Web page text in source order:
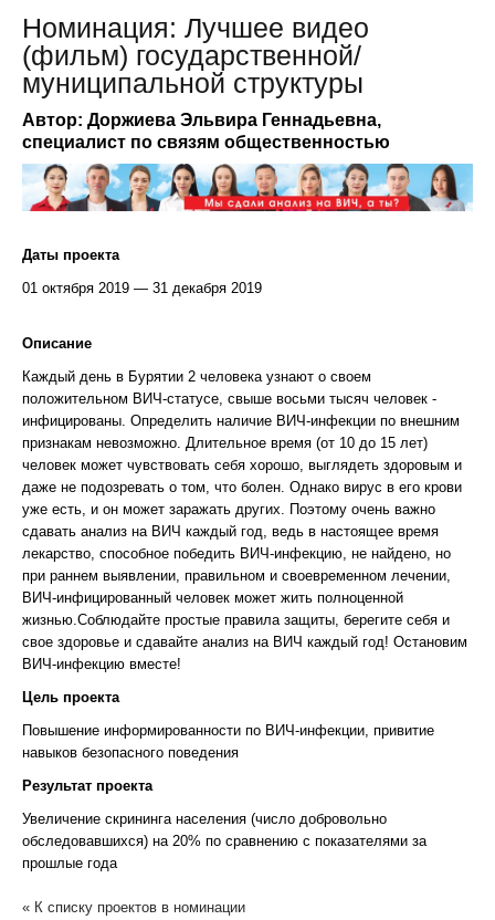
Номинация: Лучшее видео
(фильм) государственной/
муниципальной структуры
Автор: Доржиева Эльвира Геннадьевна,
специалист по связям общественностью
Даты проекта
01 октября 2019 — 31 декабря 2019
Описание
Каждый день в Бурятии 2 человека узнают о своем
положительном ВИЧ-статусе, свыше восьми тысяч человек -
инфицированы. Определить наличие ВИЧ-инфекции по внешним
признакам невозможно. Длительное время (от 10 до 15 лет)
человек может чувствовать себя хорошо, выглядеть здоровым и
даже не подозревать о том, что болен. Однако вирус в его крови
уже есть, и он может заражать других. Поэтому очень важно
сдавать анализ на ВИЧ каждый год, ведь в настоящее время
лекарство, способное победить ВИЧ-инфекцию, не найдено, но
при раннем выявлении, правильном и своевременном лечении,
ВИЧ-инфицированный человек может жить полноценной
жизнью.Соблюдайте простые правила защиты, берегите себя и
свое здоровье и сдавайте анализ на ВИЧ каждый год! Остановим
ВИЧ-инфекцию вместе!
Цель проекта
Повышение информированности по ВИЧ-инфекции, привитие
навыков безопасного поведения
Результат проекта
Увеличение скрининга населения (число добровольно
обследовавшихся) на 20% по сравнению с показателями за
прошлые года
« К списку проектов в номинации